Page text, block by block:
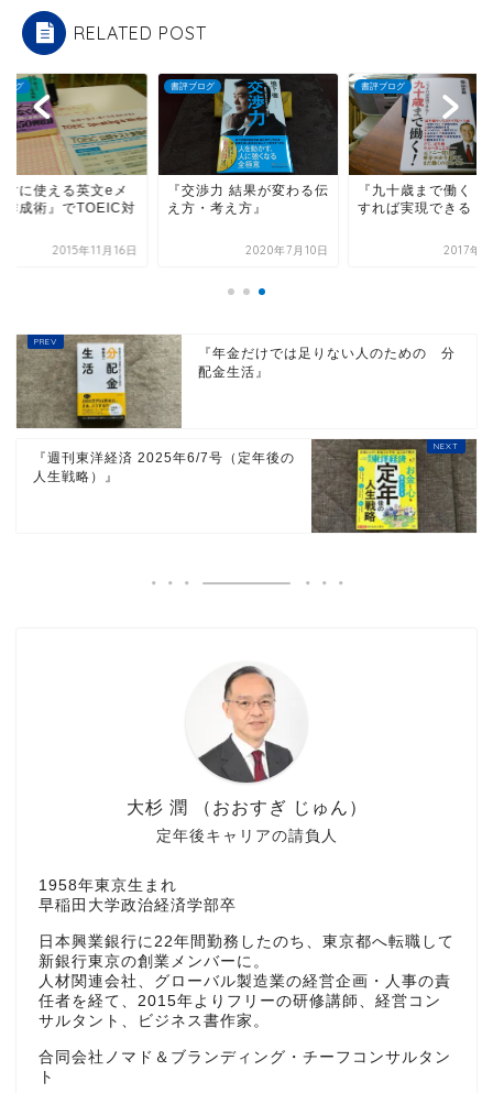
RELATED POST
ログ
対に使える英文eメ
作成術』でTOEIC対
2015年11月16日
書評ブログ
『交渉力 結果が変わる伝
え方・考え方』
2020年7月10日
書評ブログ
『九十歳まで働く！
すれば実現できる！
2017年8
『年金だけでは足りない人のための 分
配金生活』
『週刊東洋経済 2025年6/7号（定年後の
人生戦略）』
定年後キャリアの請負人
大杉 潤 （おおすぎ じゅん）
1958年東京生まれ
早稲田大学政治経済学部卒
日本興業銀行に22年間勤務したのち、東京都へ転職して
新銀行東京の創業メンバーに。
人材関連会社、グローバル製造業の経営企画・人事の責
任者を経て、2015年よりフリーの研修講師、経営コン
サルタント、ビジネス書作家。
合同会社ノマド＆ブランディング・チーフコンサルタン
ト